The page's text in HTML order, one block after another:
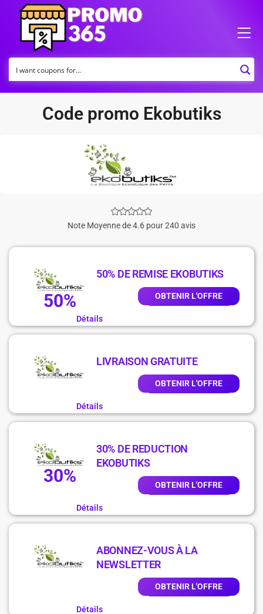
Code promo Ekobutiks
Note Moyenne de 4.6 pour 240 avis
50%
50% DE REMISE EKOBUTIKS
OBTENIR L'OFFRE
Détails
LIVRAISON GRATUITE
OBTENIR L'OFFRE
Détails
30%
30% DE REDUCTION
EKOBUTIKS
OBTENIR L'OFFRE
Détails
ABONNEZ-VOUS À LA
NEWSLETTER
OBTENIR L'OFFRE
Détails